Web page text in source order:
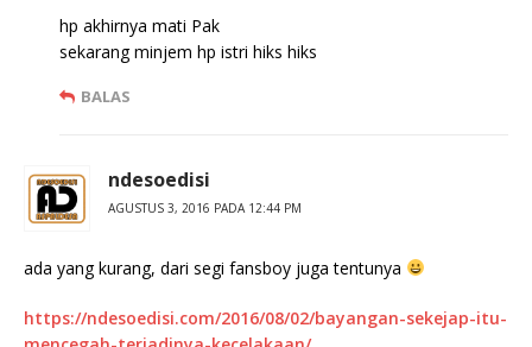
hp akhirnya mati Pak
sekarang minjem hp istri hiks hiks
BALAS
ndesoedisi
AGUSTUS 3, 2016 PADA 12:44 PM
ada yang kurang, dari segi fansboy juga tentunya
https://ndesoedisi.com/2016/08/02/bayangan-sekejap-itu-